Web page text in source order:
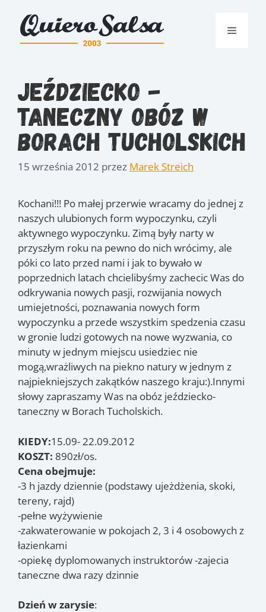
treści
Menu
Jeździecko -
Taneczny Obóz w
Borach Tucholskich
15 września 2012 przez Marek Streich
Kochani!!! Po małej przerwie wracamy do jednej z
naszych ulubionych form wypoczynku, czyli
aktywnego wypoczynku. Zimą były narty w
przyszłym roku na pewno do nich wrócimy, ale
póki co lato przed nami i jak to bywało w
poprzednich latach chcielibyśmy zachecic Was do
odkrywania nowych pasji, rozwijania nowych
umiejetności, poznawania nowych form
wypoczynku a przede wszystkim spedzenia czasu
w gronie ludzi gotowych na nowe wyzwania, co
minuty w jednym miejscu usiedziec nie
mogą,wrażliwych na piekno natury w jednym z
najpiekniejszych zakątków naszego kraju:).Innymi
słowy zapraszamy Was na obóz jeździecko-
taneczny w Borach Tucholskich.
KIEDY:15.09- 22.09.2012
KOSZT: 890zł/os.
Cena obejmuje:
-3 h jazdy dziennie (podstawy ujeżdżenia, skoki,
tereny, rajd)
-pełne wyżywienie
-zakwaterowanie w pokojach 2, 3 i 4 osobowych z
łazienkami
-opiekę dyplomowanych instruktorów -zajecia
taneczne dwa razy dzinnie
Dzień w zarysie: